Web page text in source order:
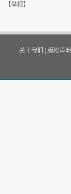
【举报】
关于我们 | 版权声明